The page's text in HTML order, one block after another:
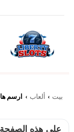
بيت › ألعاب › ارسم
على هذه الصفحة